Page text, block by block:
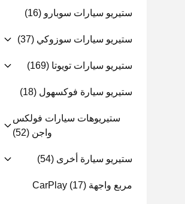
ستيريو سيارات سوبارو (16)
ستيريو سيارات سوزوكي (37)
ستيريو سيارات تويوتا (169)
ستيريو سيارة فوكسهول (18)
ستيريوهات سيارات فولكس
واجن (52)
ستيريو سيارة أخرى (54)
مربع واجهة CarPlay (17)